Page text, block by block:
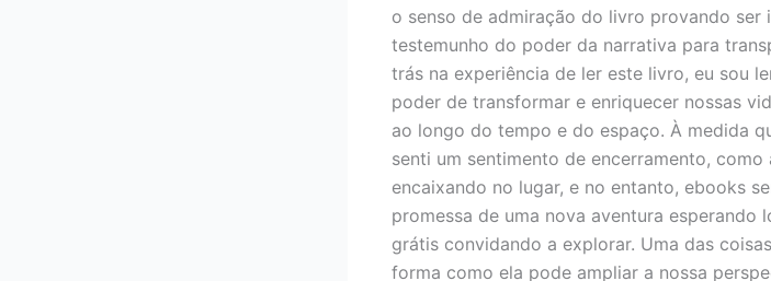
o senso de admiração do livro provando ser
testemunho do poder da narrativa para
trás na experiência de ler este livro, eu sou
poder de transformar e enriquecer nossas
ao longo do tempo e do espaço. À medida
senti um sentimento de encerramento,
encaixando no lugar, e no entanto, ebooks
promessa de uma nova aventura
grátis convidando a explorar. Uma das
forma como ela pode ampliar a nossa